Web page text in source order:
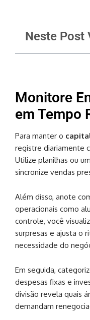
Neste Post
Monitore
em Tempo
Para manter o
registre diariamente
Utilize planilhas ou
sincronize vendas
Além disso, anote
operacionais como
controle, você
surpresas e ajusta o
necessidade do
Em seguida,
despesas fixas e
divisão revela quais
demandam